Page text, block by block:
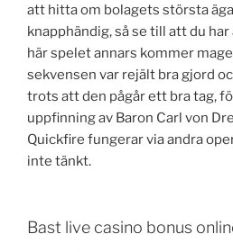
att hitta om bolagets största
knapphändig, så se till att du
här spelet annars kommer
sekvensen var rejält bra gjord
trots att den pågår ett bra tag,
uppfinning av Baron Carl von
Quickfire fungerar via andra
inte tänkt.
Bast live casino bonus